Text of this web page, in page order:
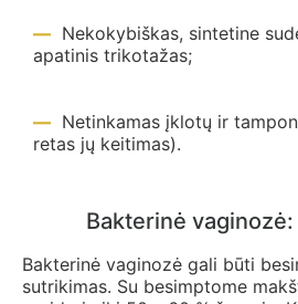
Nekokybiškas, sintetine
apatinis trikotažas;
Netinkamas įklotų ir
retas jų keitimas).
Bakterinė
Bakterinė vaginozė gali būti
sutrikimas. Su besimptome